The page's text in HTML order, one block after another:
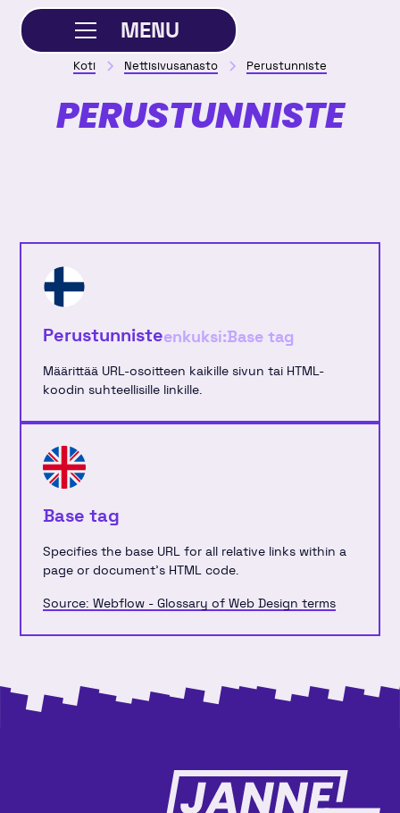
MENU
SULJE
Koti Nettisivusanasto Perustunniste
PERUSTUNNISTE
Perustunnisteenkuksi:Base tag
Määrittää URL-osoitteen kaikille sivun tai HTML-
koodin suhteellisille linkille.
Base tag
Specifies the base URL for all relative links within a
page or document's HTML code.
Source: Webflow - Glossary of Web Design terms